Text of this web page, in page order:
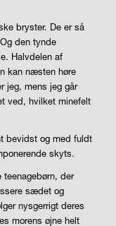
bryster. De er så
den tynde
Halvdelen af
kan næsten høre
jeg, mens jeg går
ved, hvilket minefelt
bevidst og med fuldt
skyts.
teenagebørn, der
sædet og
nysgerrigt deres
morens øjne helt